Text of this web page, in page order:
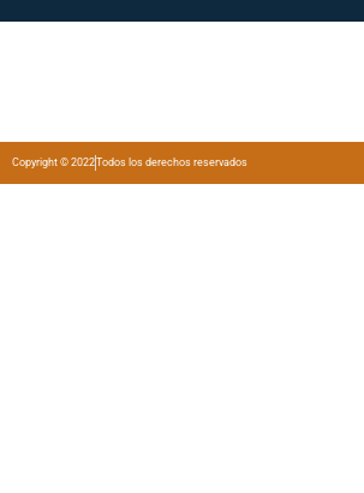
Copyright © 2022Todos los derechos reservados